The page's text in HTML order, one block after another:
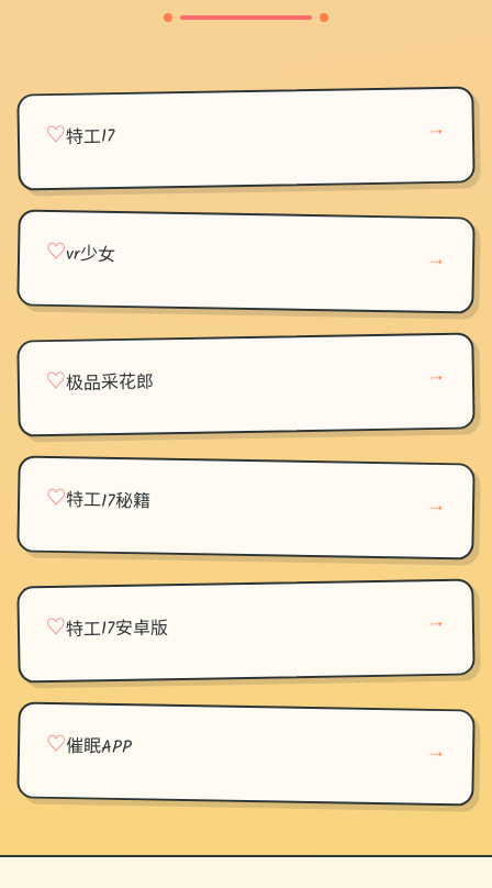
♡特工17 →
♡vr少女 →
♡极品采花郎 →
♡特工17秘籍 →
♡特工17安卓版 →
♡催眠APP →